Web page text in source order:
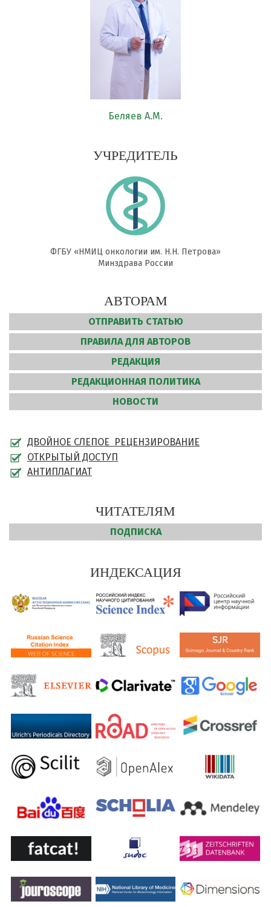
Беляев А.М.
УЧРЕДИТЕЛЬ
ФГБУ «НМИЦ онкологии им. Н.Н. Петрова»
Минздрава России
АВТОРАМ
ОТПРАВИТЬ СТАТЬЮ
ПРАВИЛА ДЛЯ АВТОРОВ
РЕДАКЦИЯ
РЕДАКЦИОННАЯ ПОЛИТИКА
НОВОСТИ
ДВОЙНОЕ СЛЕПОЕ РЕЦЕНЗИРОВАНИЕ
ОТКРЫТЫЙ ДОСТУП
АНТИПЛАГИАТ
ЧИТАТЕЛЯМ
ПОДПИСКА
ИНДЕКСАЦИЯ